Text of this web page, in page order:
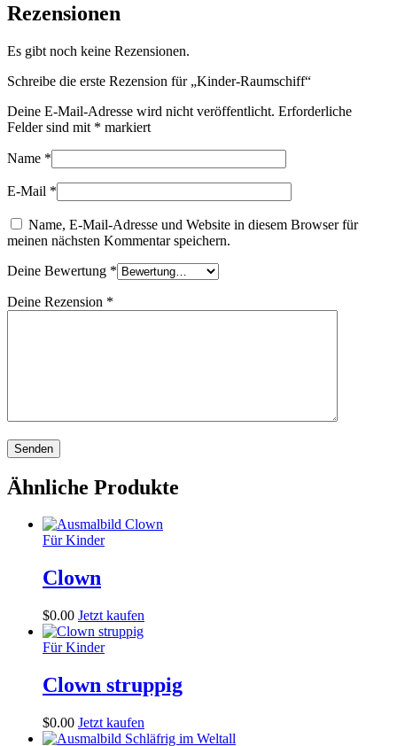
Rezensionen
Es gibt noch keine Rezensionen.
Schreibe die erste Rezension für „Kinder-Raumschiff“
Deine E-Mail-Adresse wird nicht veröffentlicht. Erforderliche
Felder sind mit * markiert
Name *
E-Mail *
Name, E-Mail-Adresse und Website in diesem Browser für
meinen nächsten Kommentar speichern.
Deine Bewertung *
Deine Rezension *
Ähnliche Produkte
Für Kinder
Clown
$0.00 Jetzt kaufen
Für Kinder
Clown struppig
$0.00 Jetzt kaufen